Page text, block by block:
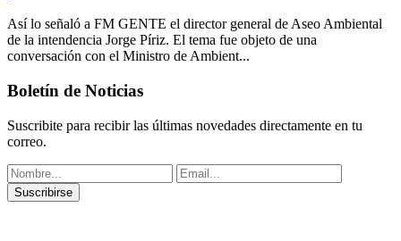
Así lo señaló a FM GENTE el director general de Aseo Ambiental
de la intendencia Jorge Píriz. El tema fue objeto de una
conversación con el Ministro de Ambient...
Boletín de Noticias
Suscribite para recibir las últimas novedades directamente en tu
correo.
Suscribirse